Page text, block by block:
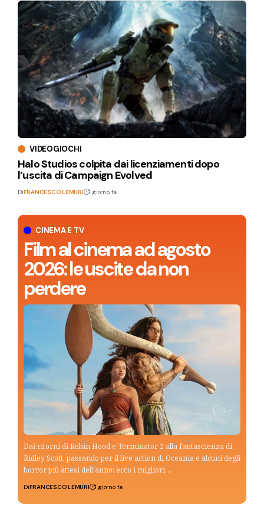
CINEMA E TV
Film al cinema ad agosto
2026: le uscite da non
perdere
Dai ritorni di Robin Hood e Terminator 2 alla fantascienza di
Ridley Scott, passando per il live action di Oceania e alcuni degli
horror più attesi dell’anno: ecco i migliori…
DiFRANCESCO LEMURI 1 giorno fa
VIDEOGIOCHI
Halo Studios colpita dai licenziamenti dopo
l’uscita di Campaign Evolved
DiFRANCESCO LEMURI 1 giorno fa